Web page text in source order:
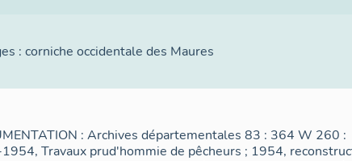
: corniche occidentale des Maures
: Archives départementales 83 : 364 W 260 :
Travaux prud'hommie de pêcheurs ; 1954,